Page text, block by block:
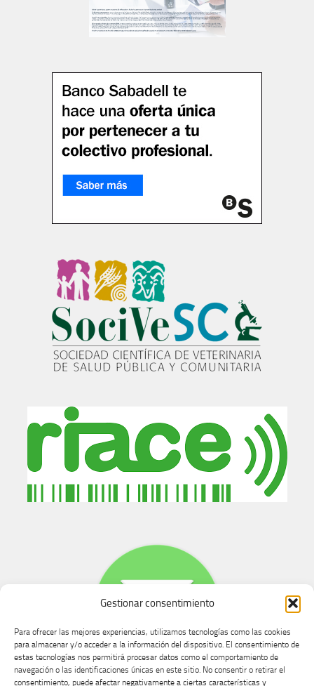
Gestionar consentimiento
Para ofrecer las mejores experiencias, utilizamos tecnologías como las cookies
para almacenar y/o acceder a la información del dispositivo. El consentimiento de
estas tecnologías nos permitirá procesar datos como el comportamiento de
navegación o las identificaciones únicas en este sitio. No consentir o retirar el
consentimiento, puede afectar negativamente a ciertas características y